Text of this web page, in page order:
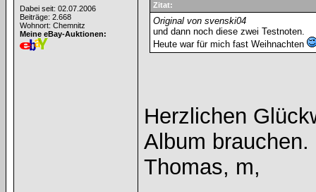
Dabei seit: 02.07.2006
Beiträge: 2.668
Wohnort: Chemnitz
Meine eBay-Auktionen:
Zitat:
Original von svenski04
und dann noch diese zwei Testnoten.
Heute war für mich fast Weihnachten
Herzlichen
Album brauchen.
Thomas, m,